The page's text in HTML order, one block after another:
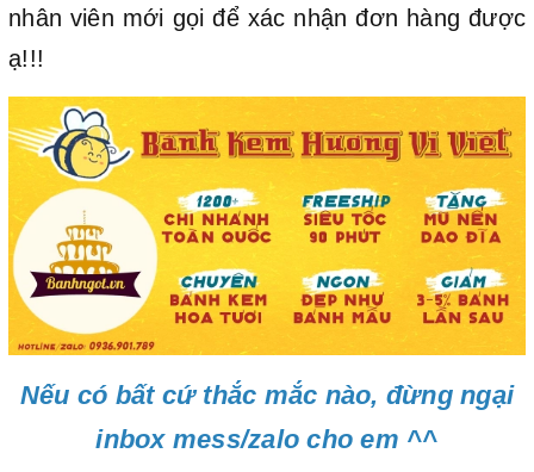
nhân viên mới gọi để xác nhận đơn hàng được
ạ!!!
Nếu có bất cứ thắc mắc nào, đừng ngại
inbox mess/zalo cho em ^^